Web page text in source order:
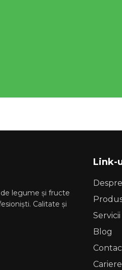
legume și fructe
Calitate și
Link-
Servicii
Blog
Cariere